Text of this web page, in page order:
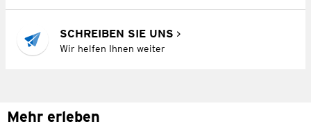
SCHREIBEN SIE UNS
Wir helfen Ihnen weiter
Mehr erleben